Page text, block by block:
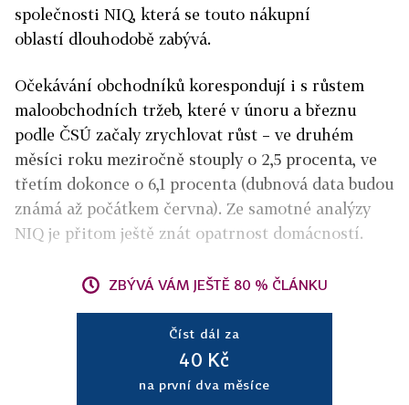
společnosti NIQ, která se touto nákupní
oblastí dlouhodobě zabývá.
Očekávání obchodníků korespondují i s růstem
maloobchodních tržeb, které v únoru a březnu
podle ČSÚ začaly zrychlovat růst – ve druhém
měsíci roku meziročně stouply o 2,5 procenta, ve
třetím dokonce o 6,1 procenta (dubnová data budou
známá až počátkem června). Ze samotné analýzy
NIQ je přitom ještě znát opatrnost domácností.
ZBÝVÁ VÁM JEŠTĚ 80 % ČLÁNKU
Číst dál za
40 Kč
na první dva měsíce